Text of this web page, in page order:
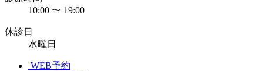
10:00 〜 19:00
休診日
水曜日
WEB予約